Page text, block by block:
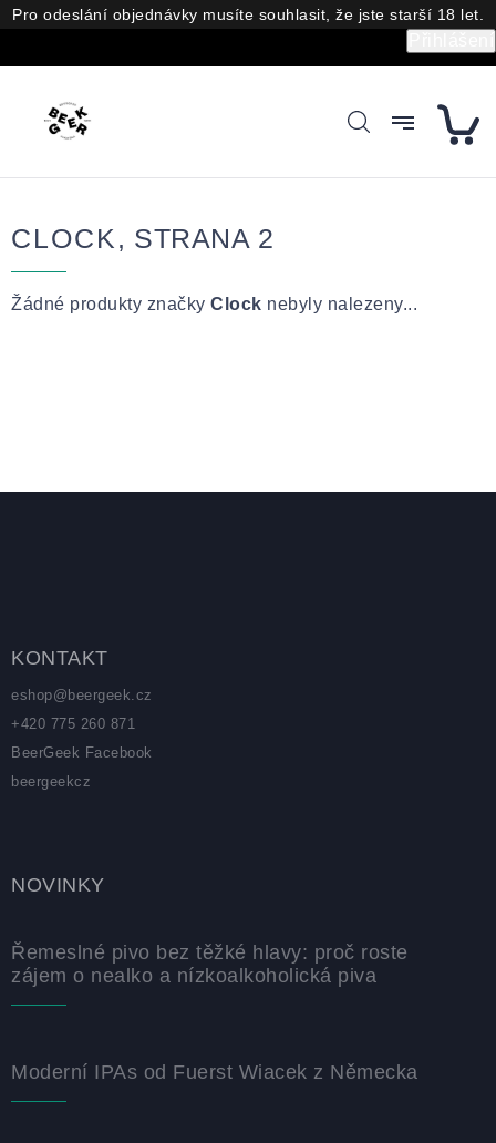
Přejít
na
Pro odeslání objednávky musíte souhlasit, že jste starší 18 let.
CLOCK, STRANA 2
Žádné produkty značky Clock nebyly nalezeny...
KONTAKT
eshop@ beergeek.cz
+420 775 260 871
BeerGeek Facebook
beergeekcz
NOVINKY
Řemeslné pivo bez těžké hlavy: proč roste
zájem o nealko a nízkoalkoholická piva
Moderní IPAs od Fuerst Wiacek z Německa